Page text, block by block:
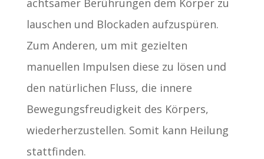
achtsamer Berührungen dem Körper zu
lauschen und Blockaden aufzuspüren.
Zum Anderen, um mit gezielten
manuellen Impulsen diese zu lösen und
den natürlichen Fluss, die innere
Bewegungsfreudigkeit des Körpers,
wiederherzustellen. Somit kann Heilung
stattfinden.